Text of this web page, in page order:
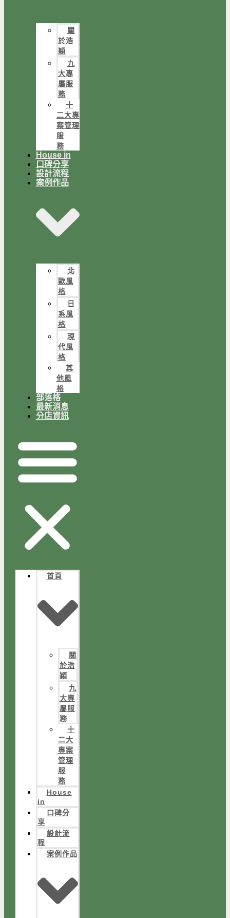
關
於浩
穎
九
大專
屬服
務
十
二大專
案管理
服
務
House in
口碑分享
設計流程
案例作品
北
歐風
格
日
系風
格
現
代風
格
其
他風
格
部落格
最新消息
分店資訊
首頁
關
於浩
穎
九
大專
屬服
務
十
二大
專案
管理
服
務
House
in
口碑分
享
設計流
程
案例作品